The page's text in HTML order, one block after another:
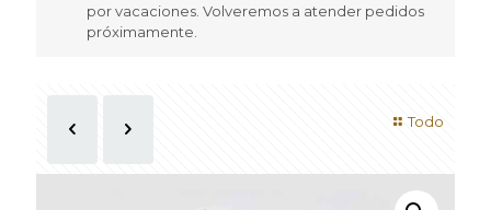
por vacaciones. Volveremos a atender pedidos
próximamente.
Todo